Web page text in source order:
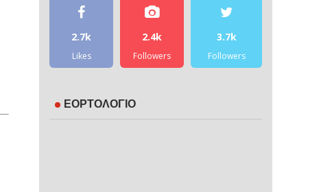
2.7k
Likes
2.4k
Followers
3.7k
Followers
ΕΟΡΤΟΛΟΓΙΟ